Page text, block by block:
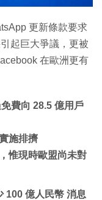
更新條款要求
起巨大爭議，更被
在歐洲更有
費向 28.5 億用戶
施排擠
惟現時歐盟尚未對
100 億人民幣 消息